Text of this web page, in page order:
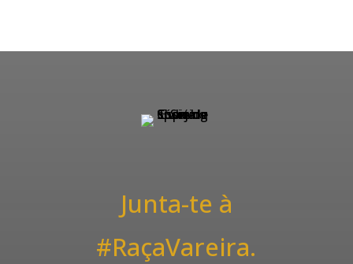
Junta-te à
#RaçaVareira.